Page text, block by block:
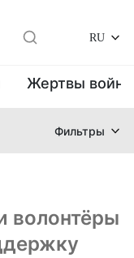
RU
Жертвы
Фильтры
волонтёры